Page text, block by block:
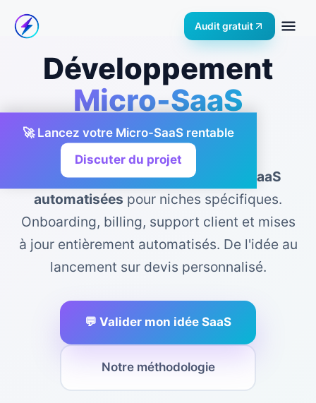
Audit gratuit
🚀 Lancez votre Micro-SaaS rentable
Discuter du projet
Développement
Micro-SaaS
Clé en Main
Nous développons dessolutions SaaS
automatisées pour niches spécifiques.
Onboarding, billing, support client et mises
à jour entièrement automatisés. De l'idée au
lancement sur devis personnalisé.
💬 Valider mon idée SaaS
Notre méthodologie